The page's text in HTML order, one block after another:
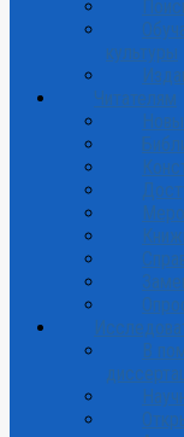
культуры
Читателям
В